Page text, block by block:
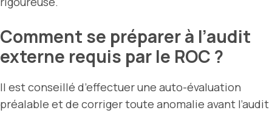
Comment se préparer à l’audit
externe requis par le ROC ?
Il est conseillé d’effectuer une auto-évaluation
préalable et de corriger toute anomalie avant l’audit